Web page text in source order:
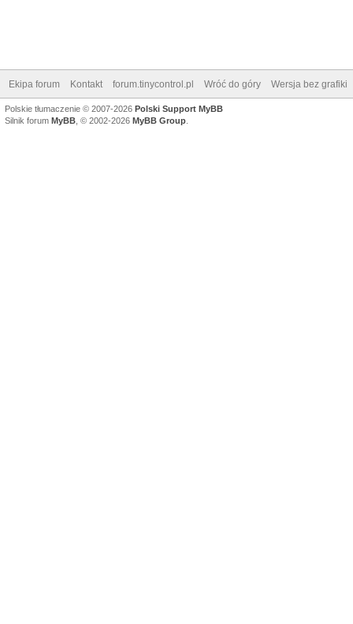
Ekipa forum Kontakt forum.tinycontrol.pl Wróć do góry Wersja bez grafiki
Polskie tłumaczenie © 2007-2026 Polski Support MyBB
Silnik forum MyBB , © 2002-2026 MyBB Group